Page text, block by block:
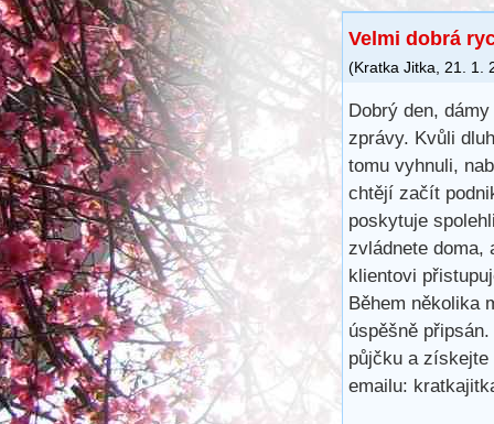
Velmi dobrá
(Kratka Jitka 21. 1.
Dobrý den,
zprávy. Kvůli
tomu vyhnuli,
chtějí začít
poskytuje
zvládnete doma,
klientovi
Během několika
úspěšně
půjčku a získejte
emailu: